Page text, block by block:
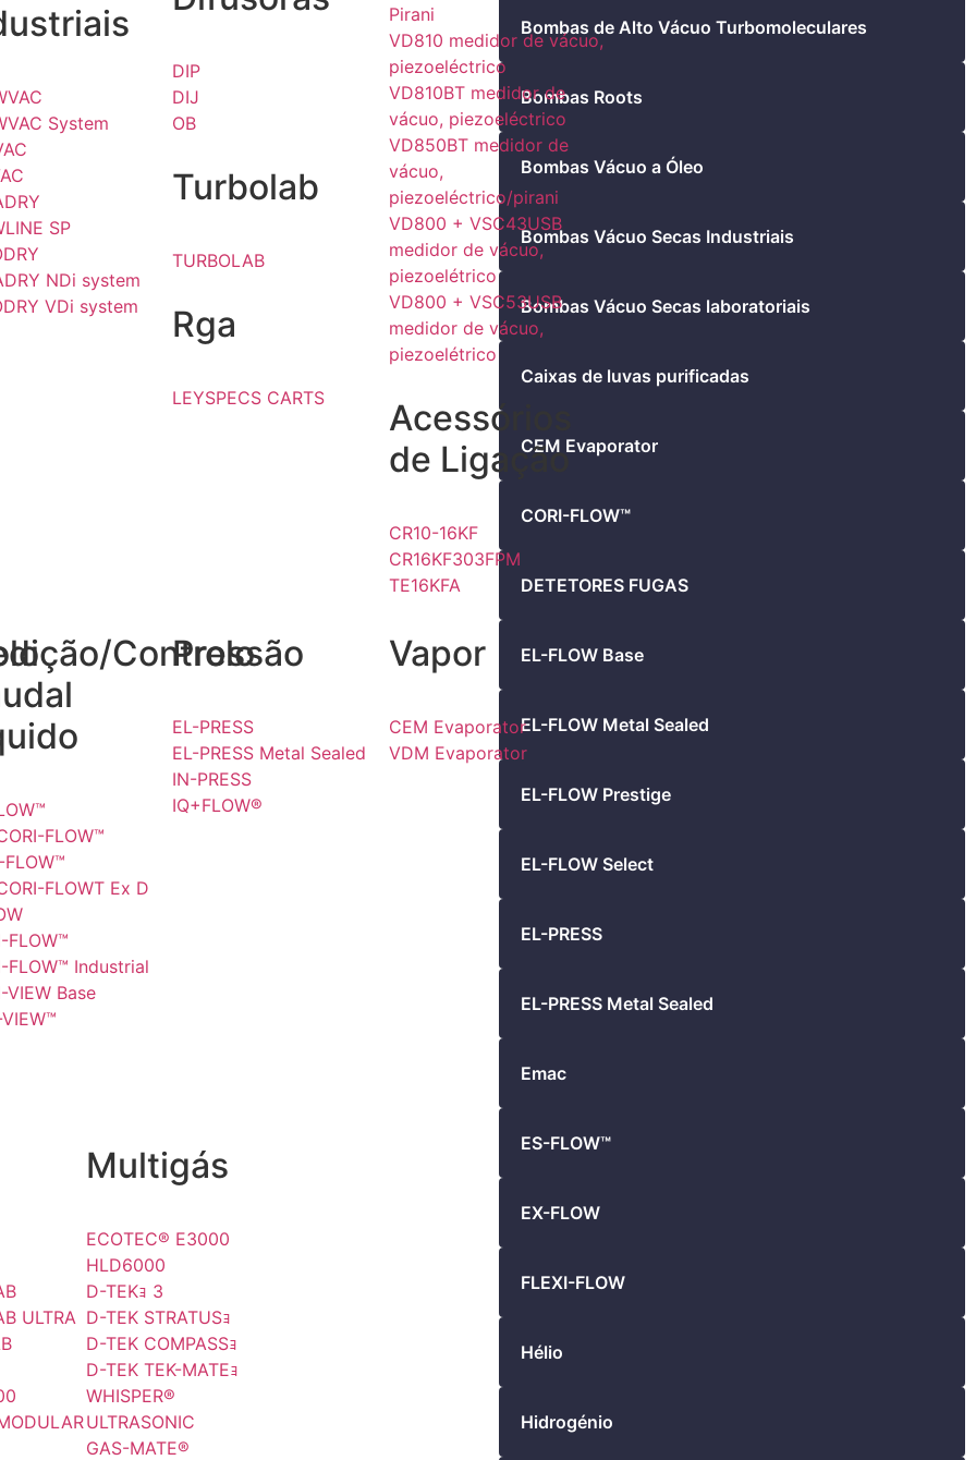
System
SP
NDi system
VDi system
DIP
DIJ
OB
Turbolab
TURBOLAB
Rga
LEYSPECS CARTS
Pirani
VD810 medidor de vácuo,
piezoeléctrico
VD810BT medidor de
vácuo, piezoeléctrico
VD850BT medidor de
vácuo,
piezoeléctrico/pirani
VD800 + VSC43USB
medidor de vácuo,
piezoelétrico
VD800 + VSC53USB
medidor de vácuo,
piezoelétrico
Acessórios
de Ligação
CR10-16KF
CR16KF303FPM
TE16KFA
Controlo
FLOW™
FLOW™
FLOWT Ex D
FLOW™
FLOW™ Industrial
VIEW Base
Pressão
EL-PRESS
EL-PRESS Metal Sealed
IN-PRESS
IQ+FLOW®
Vapor
CEM Evaporator
VDM Evaporator
ULTRA
Multigás
ECOTEC® E3000
HLD6000
D-TEKｮ 3
D-TEK STRATUSｮ
D-TEK COMPASSｮ
D-TEK TEK-MATEｮ
WHISPER®
ULTRASONIC
GAS-MATE®
Bombas de Alto Vácuo Turbomoleculares
Bombas Roots
Bombas Vácuo a Óleo
Bombas Vácuo Secas Industriais
Bombas Vácuo Secas laboratoriais
Caixas de luvas purificadas
CEM Evaporator
CORI-FLOW™
DETETORES FUGAS
EL-FLOW Base
EL-FLOW Metal Sealed
EL-FLOW Prestige
EL-FLOW Select
EL-PRESS
EL-PRESS Metal Sealed
Emac
ES-FLOW™
EX-FLOW
FLEXI-FLOW
Hélio
Hidrogénio